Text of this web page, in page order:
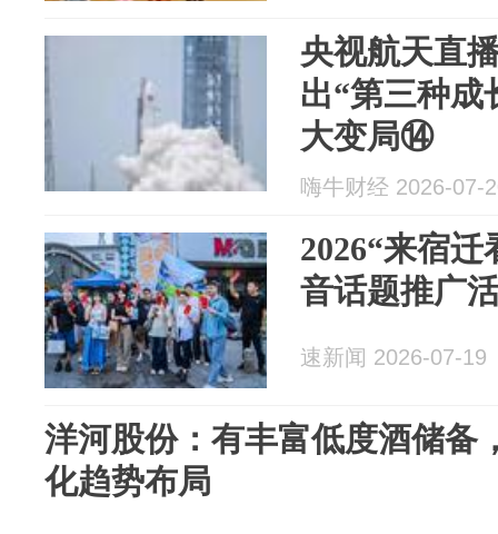
央视航天直
出“第三种成
大变局⑭
嗨牛财经 2026-07-
2026“来宿迁
音话题推广
速新闻 2026-07-19
洋河股份：有丰富低度酒储备
化趋势布局